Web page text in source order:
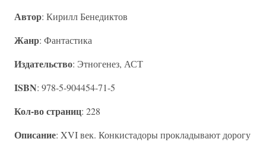
Автор: Кирилл Бенедиктов
Жанр: Фантастика
Издательство: Этногенез, АСТ
ISBN: 978-5-904454-71-5
Кол-во страниц: 228
Описание: XVI век. Конкистадоры прокладывают дорогу